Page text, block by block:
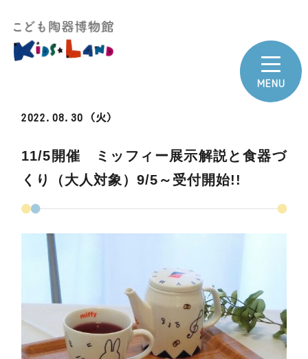
2022.08.30 (火)
11/5開催 ミッフィー展示解説と食器づ
くり（大人対象）9/5～受付開始!!